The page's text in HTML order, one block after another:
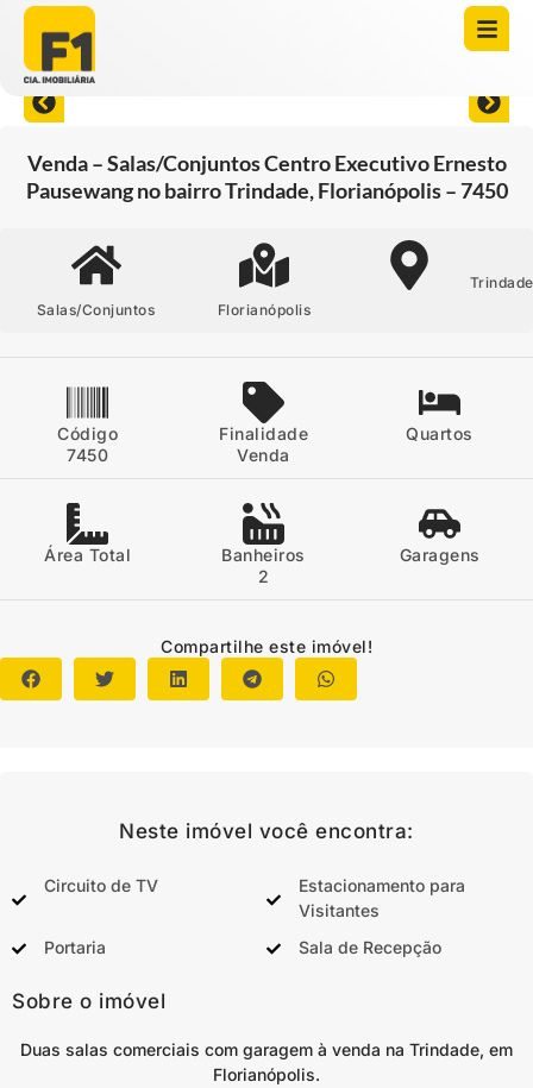
Venda – Salas/Conjuntos Centro Executivo Ernesto
Pausewang no bairro Trindade, Florianópolis – 7450
Salas/Conjuntos Florianópolis
Trindade
Código
7450
Finalidade
Venda
Quartos
Área Total
Banheiros
2
Garagens
Compartilhe este imóvel!
Neste imóvel você encontra:
Circuito de TV
Estacionamento para
Visitantes
Portaria
Sala de Recepção
Sobre o imóvel
Duas salas comerciais com garagem à venda na Trindade, em
Florianópolis.